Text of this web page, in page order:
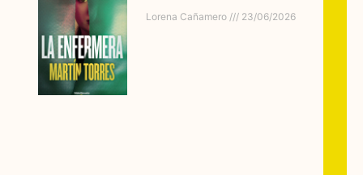
Lorena Cañamero 23/06/2026